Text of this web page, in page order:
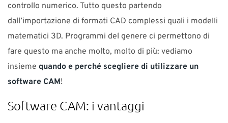
controllo numerico. Tutto questo partendo
dall’importazione di formati CAD complessi quali i modelli
matematici 3D. Programmi del genere ci permettono di
fare questo ma anche molto, molto di più: vediamo
insieme quando e perché scegliere di utilizzare un
software CAM!
Software CAM: i vantaggi